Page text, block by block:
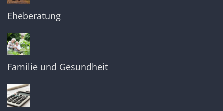
Eheberatung
Familie und Gesundheit